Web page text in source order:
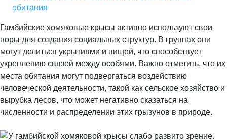
обитания
Гамбийские хомяковые крысы активно используют свои
норы для создания социальных структур. В группах они
могут делиться укрытиями и пищей, что способствует
укреплению связей между особями. Важно отметить, что их
места обитания могут подвергаться воздействию
человеческой деятельности, такой как сельское хозяйство и
вырубка лесов, что может негативно сказаться на
численности и распределении этих грызунов в природе.